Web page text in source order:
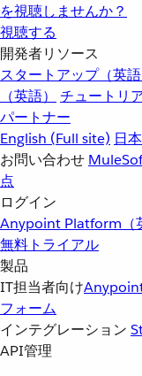
を視聴しませんか？
視聴する
開発者リソース
スタートアップ（英語
（英語）
チュートリ
パートナー
English (Full site) 日
お問い合わせ
点
ログイン
Anypoint Platform（
無料トライアル
製品
IT担当者向け
フォーム
インテグレーション
API管理